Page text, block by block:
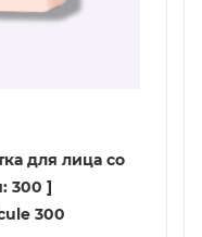
для лица со
300 ]
300